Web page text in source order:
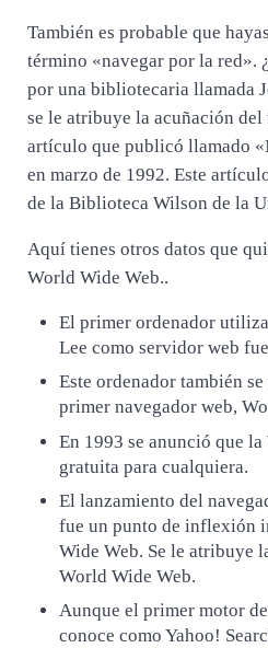
También es probable que
término «navegar por la red».
por una bibliotecaria llamada
se le atribuye la acuñación
artículo que publicó llamado
en marzo de 1992. Este
de la Biblioteca Wilson de la
Aquí tienes otros datos que
World Wide Web..
El primer ordenador
Lee como servidor web
Este ordenador también
primer navegador web,
En 1993 se anunció que
gratuita para cualquiera.
El lanzamiento del
fue un punto de inflexión
Wide Web. Se le atribuye
World Wide Web.
Aunque el primer motor
conoce como Yahoo!